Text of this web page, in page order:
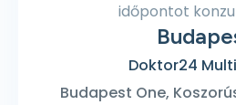
időpontot
Doktor24
Budapest One,